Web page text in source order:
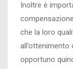
Inoltre è
che la loro
all’ottenimento
opportuno